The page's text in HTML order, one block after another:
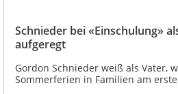
Schnieder bei «Einschulung»
aufgeregt
Gordon Schnieder weiß als Vater,
Sommerferien in Familien am